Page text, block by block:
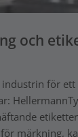
och
för
märkning,